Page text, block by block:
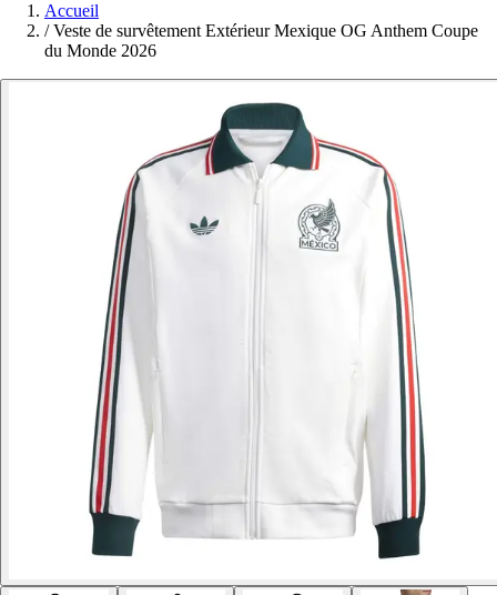
Accueil
/ Veste de survêtement Extérieur Mexique OG Anthem Coupe
du Monde 2026